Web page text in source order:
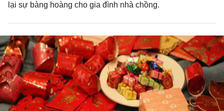
lại sự bàng hoàng cho gia đình nhà chồng.